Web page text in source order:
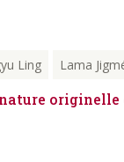
Ling Lama
originelle